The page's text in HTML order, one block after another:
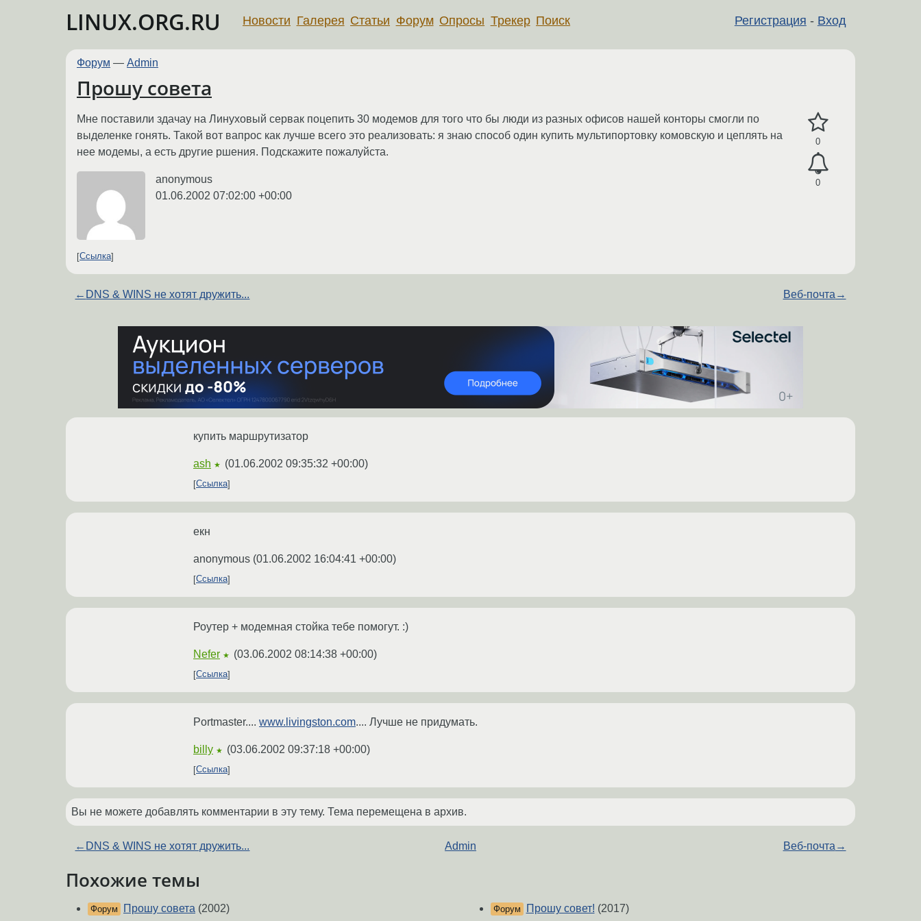
LINUX.ORG.RU Регистрация - Вход
Новости Галерея Статьи Форум Опросы Трекер Поиск
Форум — Admin
Прошу совета
0
0
Мне поставили здачау на Линуховый сервак поцепить 30 модемов для того что бы люди из разных офисов нашей конторы смогли по
выделенке гонять. Такой вот вапрос как лучше всего это реализовать: я знаю способ один купить мультипортовку комовскую и цеплять на
нее модемы, а есть другие ршения. Подскажите пожалуйста.
anonymous
01.06.2002 07:02:00 +00:00
Ссылка
← DNS & WINS не хотят дружить... Веб-почта →
купить маршрутизатор
ash ★ (01.06.2002 09:35:32 +00:00)
Ссылка
екн
anonymous (01.06.2002 16:04:41 +00:00)
Ссылка
Роутер + модемная стойка тебе помогут. :)
Nefer ★ (03.06.2002 08:14:38 +00:00)
Ссылка
Portmaster.... www.livingston.com.... Лучше не придумать.
billy ★ (03.06.2002 09:37:18 +00:00)
Ссылка
Вы не можете добавлять комментарии в эту тему. Тема перемещена в архив.
← DNS & WINS не хотят дружить... Admin Веб-почта →
Похожие темы
Форум Прошу совета (2002) Форум Прошу совет! (2017)